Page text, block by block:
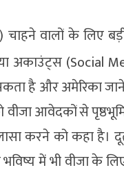
वालों के लिए
अकाउंट्स (Social
है और अमेरिका
वीजा आवेदकों से
करने को कहा है।
में भी वीजा के